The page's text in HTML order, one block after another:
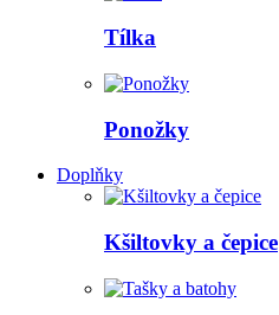
Tílka
Ponožky
Doplňky
Kšiltovky a čepice